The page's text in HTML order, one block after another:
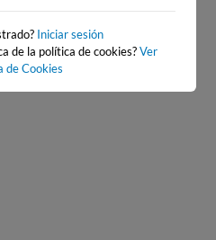
0.1 m CHOPI
Iniciar sesión
de la política de cookies?Ver
de Cookies